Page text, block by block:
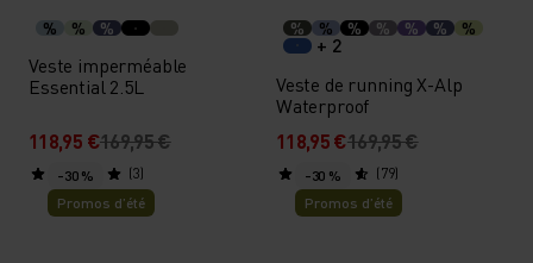
% % %
Veste imperméable
Essential 2.5L
118,95 €169,95 €
(3)
% % % % % % %
+ 2
Veste de running X-Alp
Waterproof
118,95 €169,95 €
(79)
-30 %
Promos d’été
-30 %
Promos d’été